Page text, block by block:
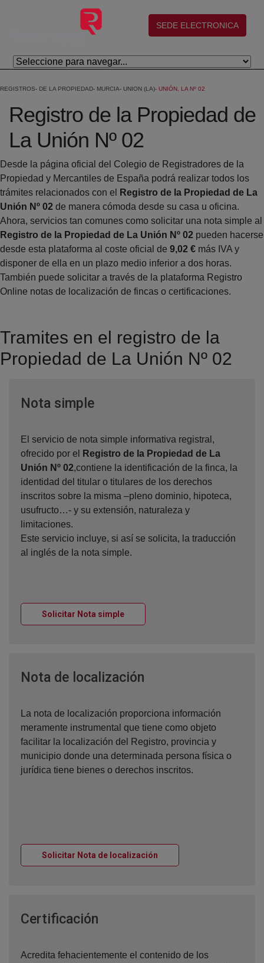
Skip to Main Content
(abre en nueva ventana)
SEDE ELECTRONICA
REGISTROS DE LA PROPIEDAD MURCIA UNION (LA) UNIÓN, LA Nº 02
Registro de la Propiedad de
La Unión Nº 02
Desde la página oficial del Colegio de Registradores de la
Propiedad y Mercantiles de España podrá realizar todos los
trámites relacionados con el
Registro de la Propiedad de La
Unión Nº 02 de manera cómoda desde su casa u oficina.
Ahora, servicios tan comunes como solicitar una nota simple al
Registro de la Propiedad de La Unión Nº 02 pueden hacerse
desde esta plataforma al coste oficial de 9,02 € más IVA y
disponer de ella en un plazo medio inferior a dos horas.
También puede solicitar a través de la plataforma Registro
Online notas de localización de fincas o certificaciones.
Tramites en el registro de la
Propiedad de La Unión Nº 02
Nota simpleVentana nueva
El servicio de nota simple informativa registral,
ofrecido por el
Registro de la Propiedad de La
Unión Nº 02,contiene la identificación de la finca, la
identidad del titular o titulares de los derechos
inscritos sobre la misma –pleno dominio, hipoteca,
usufructo…- y su extensión, naturaleza y
limitaciones.
Este servicio incluye, si así se solicita, la traducción
al inglés de la nota simple.
Solicitar Nota simpleVentana nueva
Nota de localización
La nota de localización proporciona información
meramente instrumental que tiene como objeto
facilitar la localización del Registro, provincia y
municipio donde una determinada persona física o
jurídica tiene bienes o derechos inscritos.
Solicitar Nota de localización
Certificación
Acredita fehacientemente el contenido de los